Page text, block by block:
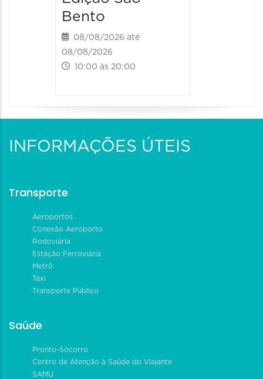
Bento
08/08/2026 até
08/08/2026
10:00 às 20:00
INFORMAÇÕES ÚTEIS
Transporte
Aeroportos
Conexão Aeroporto
Rodoviária
Estação Ferroviária
Metrô
Táxi
Transporte Público
Saúde
Pronto-Socorro
Centro de Atenção à Saúde do Viajante
SAMU